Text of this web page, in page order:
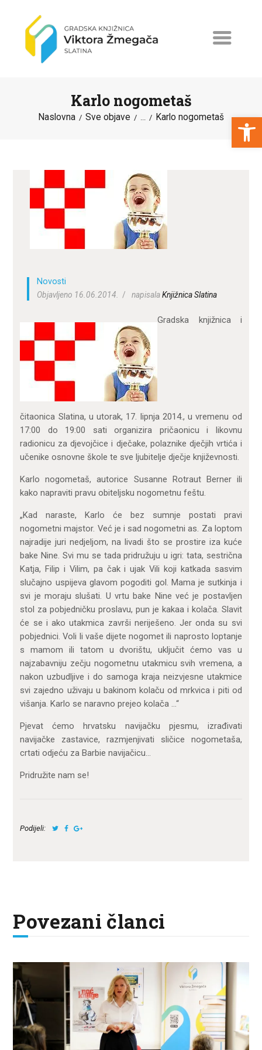
Open toolbar
Karlo nogometaš
Naslovna Sve objave ... Karlo nogometaš
NOVOSTI
ERASMUS+
PROGRAMI I PROJEKTI
KATALOG
ZA KORISNIKE
ODJELI
DOKUMENTI
KONTAKT
Novosti
Objavljeno 16.06.2014.
napisalaKnjižnica Slatina
Gradska knjižnica i
čitaonica Slatina, u utorak, 17. lipnja 2014., u vremenu od
17:00 do 19:00 sati organizira pričaonicu i likovnu
radionicu za djevojčice i dječake, polaznike dječjih vrtića i
učenike osnovne škole te sve ljubitelje dječje književnosti.
Karlo nogometaš, autorice Susanne Rotraut Berner ili
kako napraviti pravu obiteljsku nogometnu feštu.
„Kad naraste, Karlo će bez sumnje postati pravi
nogometni majstor. Već je i sad nogometni as. Za loptom
najradije juri nedjeljom, na livadi što se prostire iza kuće
bake Nine. Svi mu se tada pridružuju u igri: tata, sestrična
Katja, Filip i Vilim, pa čak i ujak Vili koji katkada sasvim
slučajno uspijeva glavom pogoditi gol. Mama je sutkinja i
svi je moraju slušati. U vrtu bake Nine već je postavljen
stol za pobjedničku proslavu, pun je kakaa i kolača. Slavit
će se i ako utakmica završi neriješeno. Jer onda su svi
pobjednici. Voli li vaše dijete nogomet ili naprosto loptanje
s mamom ili tatom u dvorištu, uključit ćemo vas u
najzabavniju zečju nogometnu utakmicu svih vremena, a
nakon uzbudljive i do samoga kraja neizvjesne utakmice
svi zajedno uživaju u bakinom kolaču od mrkvica i piti od
višanja. Karlo se naravno prejeo kolača …“
Pjevat ćemo hrvatsku navijačku pjesmu, izrađivati
navijačke zastavice, razmjenjivati sličice nogometaša,
crtati odjeću za Barbie navijačicu…
Pridružite nam se!
Podijeli:
Povezani članci